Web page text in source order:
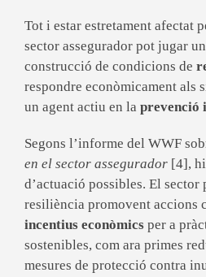
Tot i estar estretament afectat
sector assegurador pot jugar un
construcció de condicions de
respondre econòmicament als
un agent actiu en la prevenció
Segons l’informe del WWF
en el sector assegurador [4],
d’actuació possibles. El sector
resiliència promovent accions
incentius econòmics per a
sostenibles, com ara primes
mesures de protecció contra